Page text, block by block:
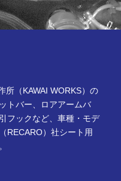
所（KAWAI WORKS）の
トバー、ロアアームバ
フックなど、車種・モデ
RECARO）社シート用